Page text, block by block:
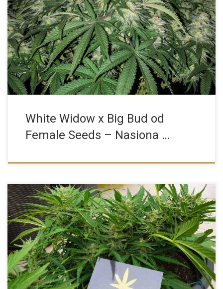
Nasiona Marihuany: White Widow x Big Bud od Female Seeds […]
White Widow x Big Bud od
Female Seeds – Nasiona …
To pytanie, które zadaje sobie wiele osób, które chcą rozpocząć
[…]